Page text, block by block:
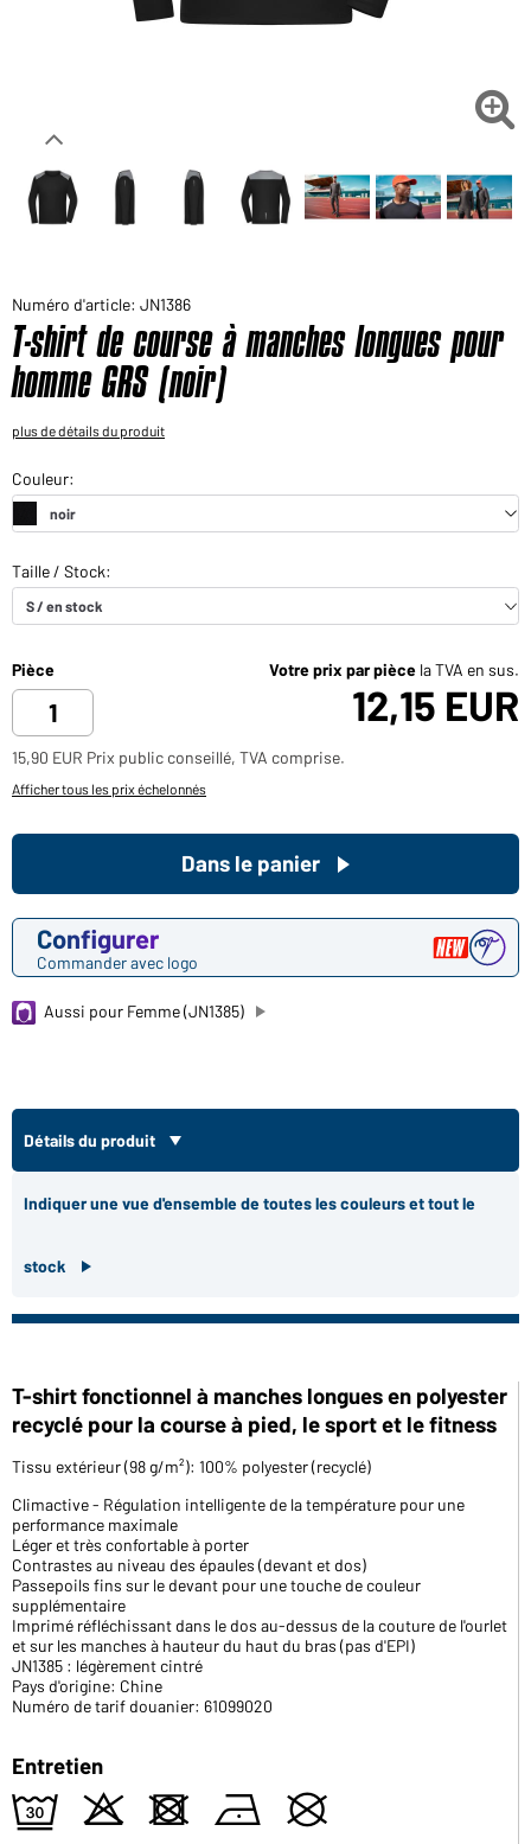
Voudriez-vous acheter des produits pour votre besoin

Numéro d'article: JN1386
T-shirt de course à manches longues pour
homme GRS (noir)
plus de détails du produit
Pièce Votre prix par pièce la TVA en sus.
12,15 EUR
15,90 EUR Prix public conseillé, TVA comprise.
Afficher tous les prix échelonnés
Configurer
Commander avec logo
Dans le panier
Aussi pour Femme (JN1385)
Détails du produit
Indiquer une vue d'ensemble de toutes les couleurs et tout le
stock
T-shirt fonctionnel à manches longues en polyester
recyclé pour la course à pied, le sport et le fitness
Tissu extérieur (98 g/m²): 100% polyester (recyclé)
Climactive - Régulation intelligente de la température pour une
performance maximale
Léger et très confortable à porter
Contrastes au niveau des épaules (devant et dos)
Passepoils fins sur le devant pour une touche de couleur
supplémentaire
Imprimé réfléchissant dans le dos au-dessus de la couture de l'ourlet
et sur les manches à hauteur du haut du bras (pas d'EPI)
JN1385 : légèrement cintré
Pays d'origine: Chine
Numéro de tarif douanier: 61099020
Entretien
e o d n U